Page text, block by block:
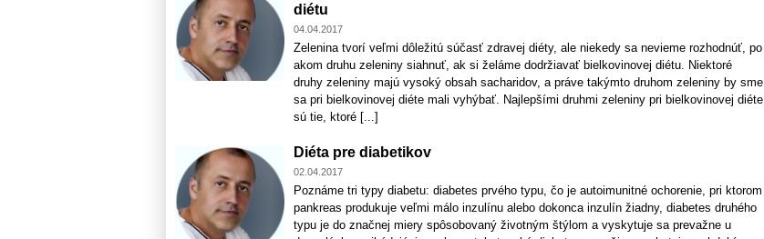
diétu
04.04.2017
Zelenina tvorí veľmi dôležitú súčasť zdravej diéty, ale niekedy sa nevieme rozhodnúť, po
akom druhu zeleniny siahnuť, ak si želáme dodržiavať bielkovinovej diétu. Niektoré
druhy zeleniny majú vysoký obsah sacharidov, a práve takýmto druhom zeleniny by sme
sa pri bielkovinovej diéte mali vyhýbať. Najlepšími druhmi zeleniny pri bielkovinovej diéte
sú tie, ktoré [...]
Diéta pre diabetikov
02.04.2017
Poznáme tri typy diabetu: diabetes prvého typu, čo je autoimunitné ochorenie, pri ktorom
pankreas produkuje veľmi málo inzulínu alebo dokonca inzulín žiadny, diabetes druhého
typu je do značnej miery spôsobovaný životným štýlom a vyskytuje sa prevažne u